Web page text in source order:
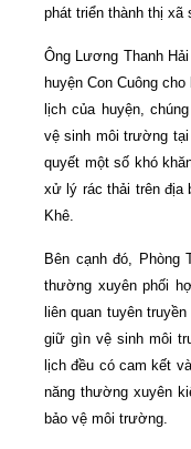
phát triển thành thị xã
Ông Lương Thanh
huyện Con Cuông
lịch của huyện,
vệ sinh môi trường
quyết một số khó
xử lý rác thải trên địa
Khê.
Bên cạnh đó, Phòng
thường xuyên phối
liên quan tuyên
giữ gìn vệ sinh môi
lịch đều có cam kết
năng thường xuyên
bảo vệ môi trường.